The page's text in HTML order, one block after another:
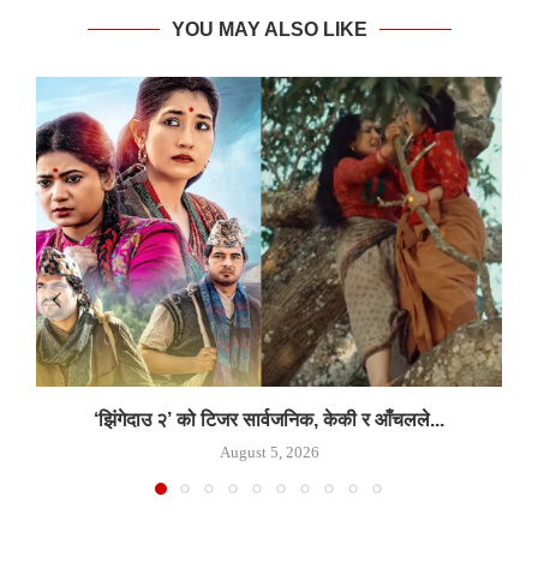
YOU MAY ALSO LIKE
‘झिंगेदाउ २’ को टिजर सार्वजनिक, केकी र आँचलले...
August 5, 2026